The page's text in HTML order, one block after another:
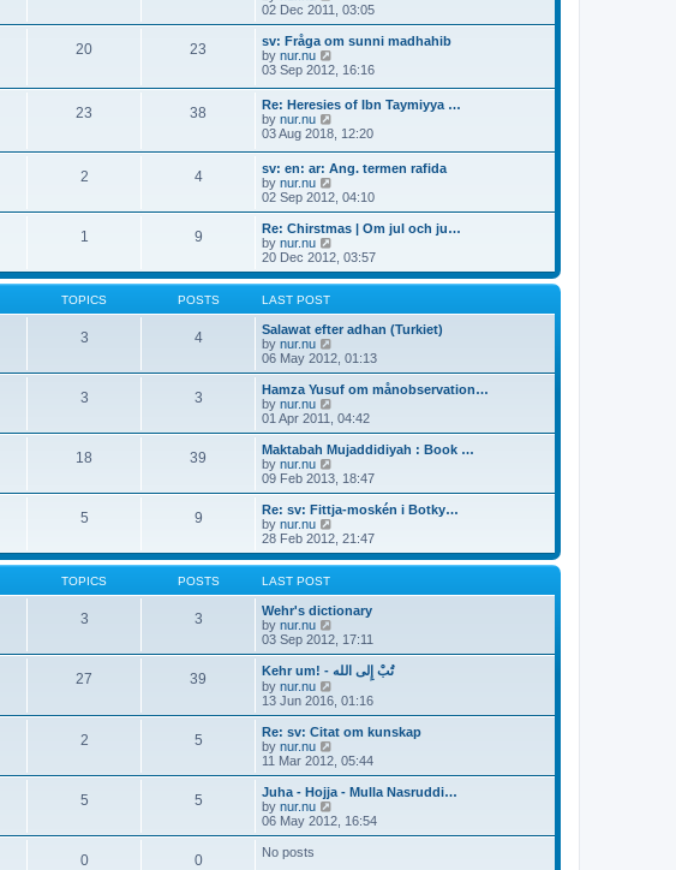
t
p
o
t
a
t
e
t
p
o
t
e
w
h
e
l
a
e
s
t
o
s
t
02 Dec 2011, 03:05
20 23
sv: Fråga om sunni madhahib
by nur.nu
i
t
e
l
a
e
s
t
o
s
t
03 Sep 2012, 16:16
23 38
Re: Heresies of Ibn Taymiyya …
by nur.nu
i
w
t
h
e
a
e
s
t
o
s
03 Aug 2018, 12:20
2 4
sv: en: ar: Ang. termen rafida
by nur.nu
i
e
w
h
e
l
t
e
t
p
s
02 Sep 2012, 04:10
1 9
Re: Chirstmas | Om jul och ju…
by nur.nu
i
e
w
h
e
a
t
e
o
s
t
20 Dec 2012, 03:57
TOPICS POSTS LAST POST
3 4
Salawat efter adhan (Turkiet)
by nur.nu
i
e
w
h
l
a
t
e
t
o
s
06 May 2012, 01:13
3 3
Hamza Yusuf om månobservation…
by nur.nu
e
w
h
e
l
a
t
e
s
o
s
t
01 Apr 2011, 04:42
18 39
Maktabah Mujaddidiyah : Book …
by nur.nu
i
e
w
t
h
e
l
t
e
t
p
s
09 Feb 2013, 18:47
5 9
Re: sv: Fittja-moskén i Botky…
by nur.nu
i
e
w
h
e
a
t
e
t
p
s
28 Feb 2012, 21:47
TOPICS POSTS LAST POST
3 3
Wehr's dictionary
by nur.nu
i
e
w
h
e
a
e
s
t
o
s
03 Sep 2012, 17:11
27 39
Kehr um! - تُبْ إِلى الله
by nur.nu
i
e
w
h
e
a
t
e
13 Jun 2016, 01:16
2 5
Re: sv: Citat om kunskap
by nur.nu
i
e
w
h
e
11 Mar 2012, 05:44
5 5
Juha - Hojja - Mulla Nasruddi…
by nur.nu
i
e
06 May 2012, 16:54
0 0 No posts